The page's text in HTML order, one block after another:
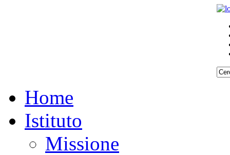
Home
Istituto
Missione